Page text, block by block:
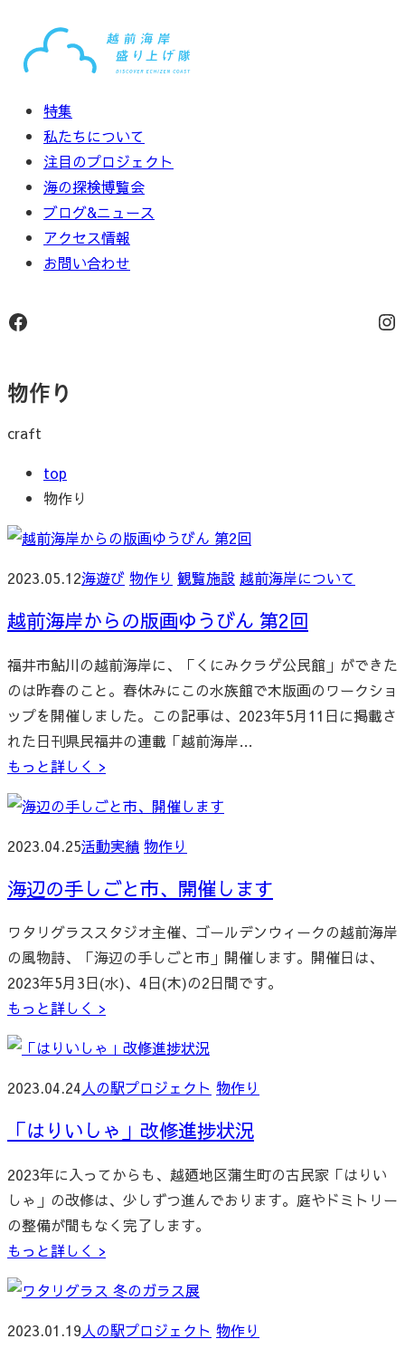
特集
私たちについて
注目のプロジェクト
海の探検博覧会
ブログ&ニュース
アクセス情報
お問い合わせ
Facebook
物作り
craft
top
物作り
2023.05.12海遊び 物作り 観覧施設 越前海岸について
越前海岸からの版画ゆうびん 第2回
福井市鮎川の越前海岸に、「くにみクラゲ公民館」ができた
のは昨春のこと。春休みにこの水族館で木版画のワークショ
ップを開催しました。この記事は、2023年5月11日に掲載さ
れた日刊県民福井の連載「越前海岸…
もっと詳しく >
2023.04.25活動実績 物作り
海辺の手しごと市、開催します
ワタリグラススタジオ主催、ゴールデンウィークの越前海岸
の風物詩、「海辺の手しごと市」開催します。開催日は、
2023年5月3日(水)、4日(木)の2日間です。
もっと詳しく >
2023.04.24人の駅プロジェクト 物作り
「はりいしゃ」改修進捗状況
2023年に入ってからも、越廼地区蒲生町の古民家「はりい
しゃ」の改修は、少しずつ進んでおります。庭やドミトリー
の整備が間もなく完了します。
もっと詳しく >
2023.01.19人の駅プロジェクト 物作り